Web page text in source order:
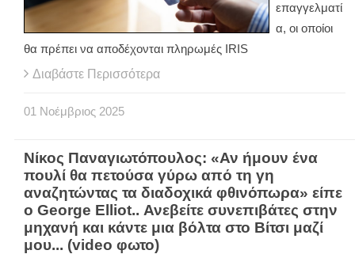
επαγγελματί
α, οι οποίοι
θα πρέπει να αποδέχονται πληρωμές IRIS
Διαβάστε Περισσότερα
01 Νοέμβριος 2025
Νίκος Παναγιωτόπουλος: «Αν ήμουν ένα
πουλί θα πετούσα γύρω από τη γη
αναζητώντας τα διαδοχικά φθινόπωρα» είπε
ο George Elliot.. Ανεβείτε συνεπιβάτες στην
μηχανή και κάντε μια βόλτα στο Βίτσι μαζί
μου... (video φωτο)